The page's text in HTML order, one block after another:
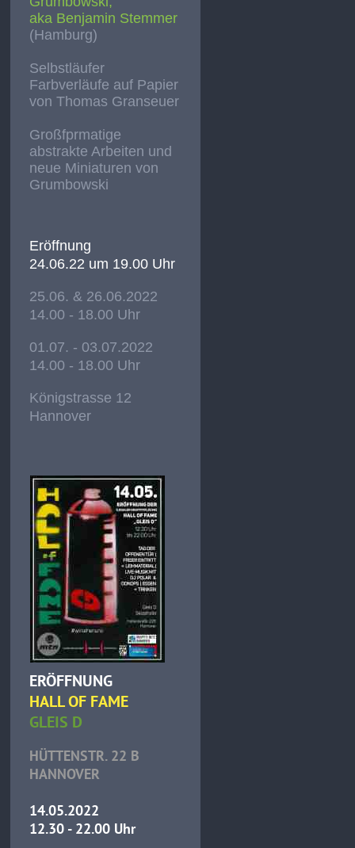
aka Benjamin Stemmer
(Hamburg)
Selbstläufer
Farbverläufe auf Papier
von Thomas Granseuer
Großfprmatige
abstrakte Arbeiten und
neue Miniaturen von
Grumbowski
Eröffnung
24.06.22 um 19.00 Uhr
25.06. & 26.06.2022
14.00 - 18.00 Uhr
01.07. - 03.07.2022
14.00 - 18.00 Uhr
Königstrasse 12
Hannover
ERÖFFNUNG
HALL OF FAME
GLEIS D
HÜTTENSTR. 22 B
HANNOVER
14.05.2022
12.30 - 22.00 Uhr